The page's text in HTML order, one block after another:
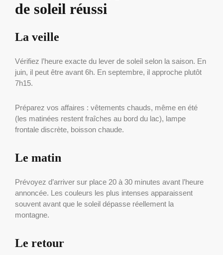
de soleil réussi
La veille
Vérifiez l’heure exacte du lever de soleil selon la saison. En
juin, il peut être avant 6h. En septembre, il approche plutôt
7h15.
Préparez vos affaires : vêtements chauds, même en été
(les matinées restent fraîches au bord du lac), lampe
frontale discrète, boisson chaude.
Le matin
Prévoyez d’arriver sur place 20 à 30 minutes avant l’heure
annoncée. Les couleurs les plus intenses apparaissent
souvent avant que le soleil dépasse réellement la
montagne.
Le retour